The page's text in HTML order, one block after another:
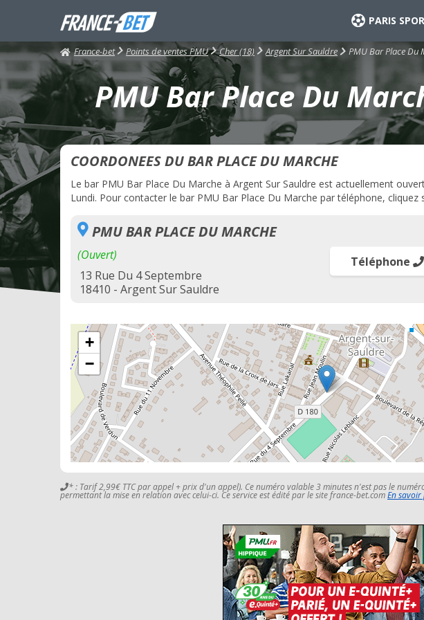
PARIS
France-bet Points de ventes PMU Cher (18) Argent Sur Sauldre PMU Bar Place Du
PMU Bar Place Du
COORDONEES DU BAR PLACE DU MARCHE
Le bar PMU Bar Place Du Marche à Argent Sur Sauldre est actuellement
Lundi. Pour contacter le bar PMU Bar Place Du Marche par téléphone, cliquez
PMU BAR PLACE DU MARCHE
(Ouvert)
13 Rue Du 4 Septembre
18410 - Argent Sur Sauldre
Téléphone
+
−
* : Tarif 2,99€ TTC par appel + prix d'un appel). Ce numéro valable 3 minutes n'est pas le
permettant la mise en relation avec celui-ci. Ce service est édité par le site france-bet.comEn savoir